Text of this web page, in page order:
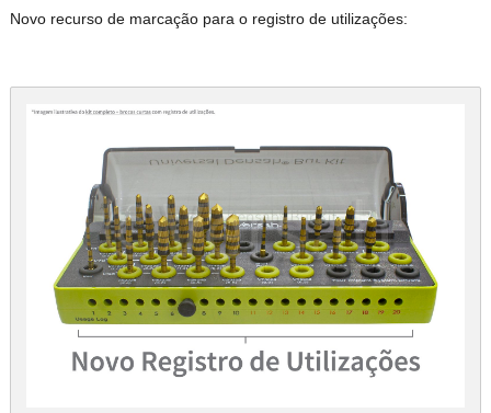
Novo recurso de marcação para o registro de utilizações: